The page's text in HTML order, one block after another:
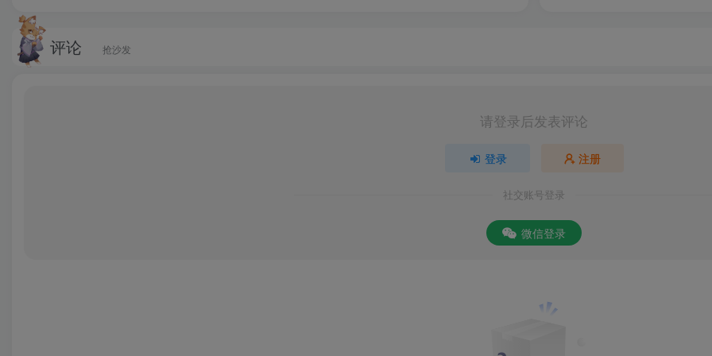
话题圈每日话题更新及时推送，同时还拥有“只看楼主”，“书签功能”，“签到”等功能，能够帮助网友们随时掌握网络上最热
还是小众话题都能精准地聚集大批有共同爱好的朋友，结交知音，都可以在这里展开交流和互相帮助。在该软件中用户可
随心浏览贴吧，甚至还可以通过身边功能，查看附近吧友发布的贴子内容，以及就在自己附近的地方吧、校园吧，让用户
评论 抢沙发
请登录后发表评论
登录 注册
社交账号登录
微信登录